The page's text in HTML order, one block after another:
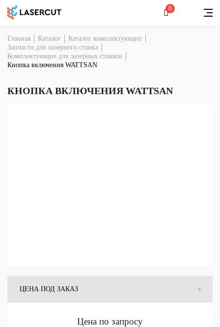
0
Главная Каталог
Каталог комплектующих
Запчасти для лазерного станка
Комплектующие для лазерных станков
Кнопка включения WATTSAN
КНОПКА ВКЛЮЧЕНИЯ WATTSAN
ЦЕНА ПОД ЗАКАЗ
Цена по запросу